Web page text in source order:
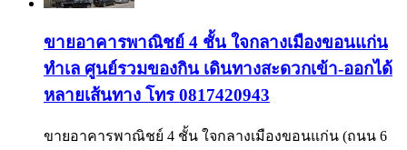
ขายอาคารพาณิชย์ 4 ชั้น ใจกลางเมืองขอนแก่น
ทำเล ศูนย์รวมของกิน เดินทางสะดวกเข้า-ออกได้
หลายเส้นทาง โทร 0817420943
ขายอาคารพาณิชย์ 4 ชั้น ใจกลางเมืองขอนแก่น (ถนน 6